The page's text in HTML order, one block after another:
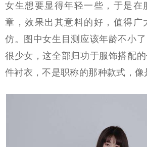
女生想要显得年轻一些，于是在
章，效果出其意料的好，值得广
仿。图中女生目测应该年龄不小
很少女，这全部归功于服饰搭配
件衬衣，不是职称的那种款式，像